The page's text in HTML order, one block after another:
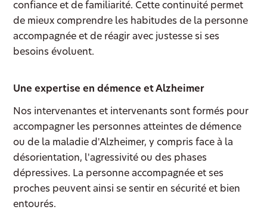
confiance et de familiarité. Cette continuité permet
de mieux comprendre les habitudes de la personne
accompagnée et de réagir avec justesse si ses
besoins évoluent.
Une expertise en démence et Alzheimer
Nos intervenantes et intervenants sont formés pour
accompagner les personnes atteintes de démence
ou de la maladie d'Alzheimer, y compris face à la
désorientation, l'agressivité ou des phases
dépressives. La personne accompagnée et ses
proches peuvent ainsi se sentir en sécurité et bien
entourés.